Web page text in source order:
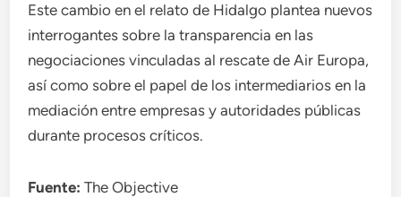
Este cambio en el relato de Hidalgo plantea nuevos
interrogantes sobre la transparencia en las
negociaciones vinculadas al rescate de Air Europa,
así como sobre el papel de los intermediarios en la
mediación entre empresas y autoridades públicas
durante procesos críticos.
Fuente: The Objective